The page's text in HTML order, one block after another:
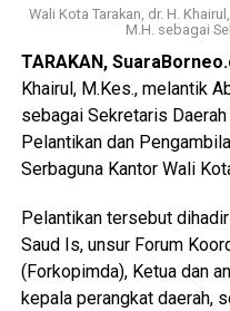
proses pelaksanaan
Tarakan. Dengan
Pemerintah Kota
pelaksanaan program-
meningkatkan pelayanan
(Adc/Mandu)
Bagikan ke
WhatsApp 0
Wali Kota Tarakan, dr. H.
M.H. sebagai
TARAKAN,
Khairul, M.Kes., melantik
sebagai Sekretaris
Pelantikan dan
Serbaguna Kantor Wali
Pelantikan tersebut
Saud Is, unsur Forum
(Forkopimda), Ketua dan
kepala perangkat daerah,